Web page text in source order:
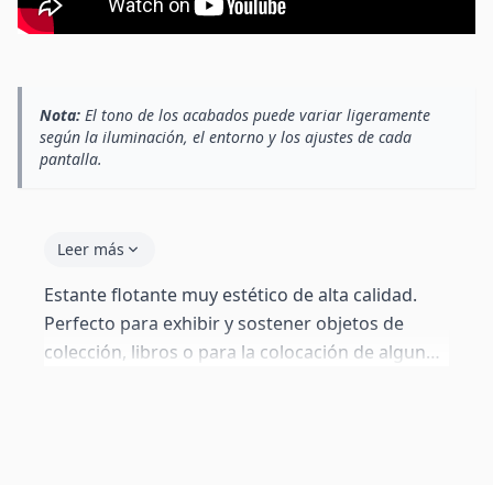
Nota: El tono de los acabados puede variar ligeramente
según la iluminación, el entorno y los ajustes de cada
pantalla.
Leer más
Estante flotante muy estético de alta calidad.
Perfecto para exhibir y sostener objetos de
colección, libros o para la colocación de alguna